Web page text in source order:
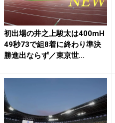
初出場の井之上駿太は400mH
49秒73で組8着に終わり準決
勝進出ならず／東京世...